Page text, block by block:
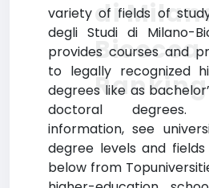
variety of fields of
degli Studi di Milano-
provides courses and
to legally recognized
degrees like as
doctoral
information, see
degree levels and
below from
di
Bicocca
Ranking